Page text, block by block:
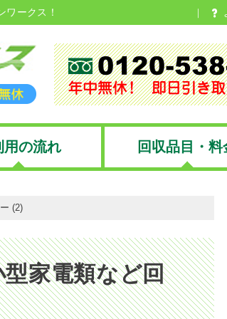
ワークス！
用の流れ 回収品目・料
(2)
家電類など回